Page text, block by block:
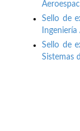
Sello de
Sello de
Sistemas